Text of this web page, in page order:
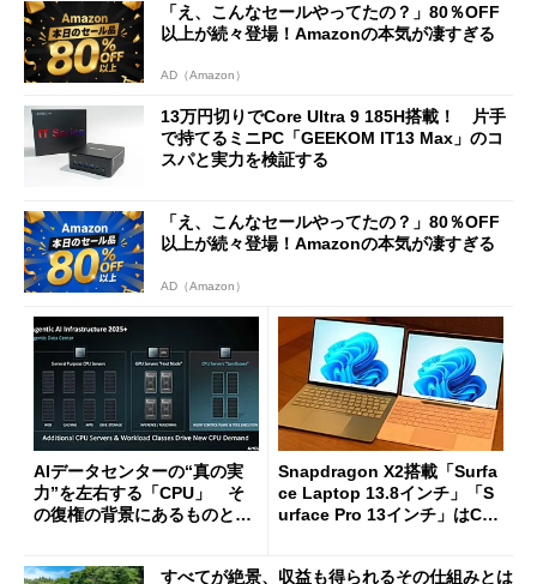
「え、こんなセールやってたの？」80％OFF
以上が続々登場！Amazonの本気が凄すぎる
AD（Amazon）
13万円切りでCore Ultra 9 185H搭載！ 片手
で持てるミニPC「GEEKOM IT13 Max」のコ
スパと実力を検証する
「え、こんなセールやってたの？」80％OFF
以上が続々登場！Amazonの本気が凄すぎる
AD（Amazon）
AIデータセンターの“真の実
力”を左右する「CPU」 そ
の復権の背景にあるものと
Snapdragon X2搭載「Surfa
ce Laptop 13.8インチ」「S
urface Pro 13インチ」はCop
た
すべてが絶景、収益も得られるその仕組みとは